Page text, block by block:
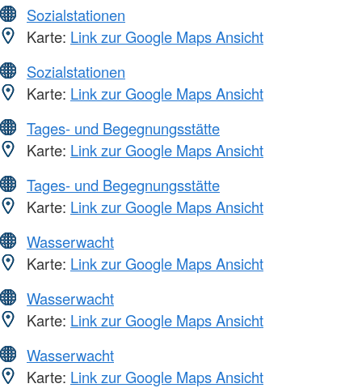
Sozialstationen
Karte: Link zur Google Maps Ansicht
Sozialstationen
Karte: Link zur Google Maps Ansicht
Tages- und Begegnungsstätte
Karte: Link zur Google Maps Ansicht
Tages- und Begegnungsstätte
Karte: Link zur Google Maps Ansicht
Wasserwacht
Karte: Link zur Google Maps Ansicht
Wasserwacht
Karte: Link zur Google Maps Ansicht
Wasserwacht
Karte: Link zur Google Maps Ansicht